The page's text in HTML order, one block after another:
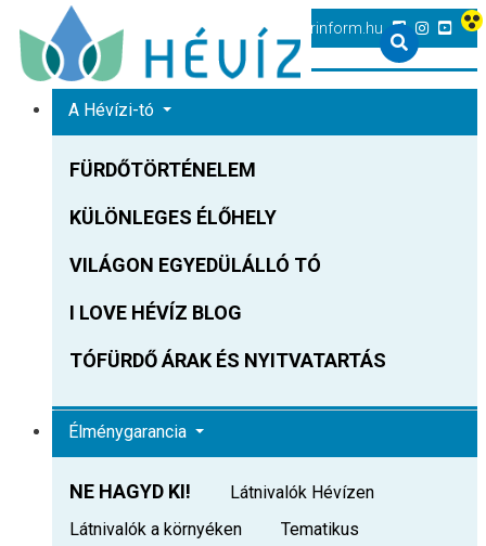
+36 83 540 131 heviz@tourinform.hu
A Hévízi-tó
FÜRDŐTÖRTÉNELEM
KÜLÖNLEGES ÉLŐHELY
VILÁGON EGYEDÜLÁLLÓ TÓ
I LOVE HÉVÍZ BLOG
TÓFÜRDŐ ÁRAK ÉS NYITVATARTÁS
Élménygarancia
NE HAGYD KI!
Látnivalók Hévízen
Látnivalók a környéken
Tematikus